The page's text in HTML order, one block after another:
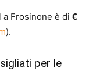
Frosinone è di €
).
per le